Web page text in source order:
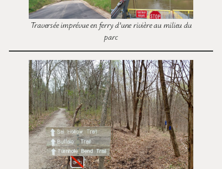
Traversée imprévue en ferry d’une rivière au milieu du
parc